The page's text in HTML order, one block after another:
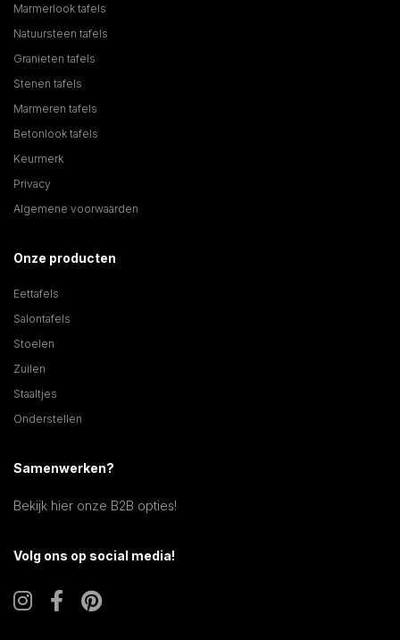
Marmerlook tafels
Natuursteen tafels
Granieten tafels
Stenen tafels
Marmeren tafels
Betonlook tafels
Keurmerk
Privacy
Algemene voorwaarden
Onze producten
Eettafels
Salontafels
Stoelen
Zuilen
Staaltjes
Onderstellen
Samenwerken?
Bekijk hier onze B2B opties!
Volg ons op social media!